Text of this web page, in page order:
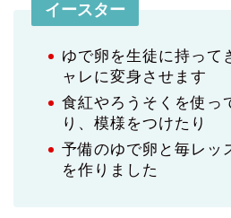
イースター
ゆで卵を生徒に持って
ャレに変身させます
食紅やろうそくを使っ
り、模様をつけたり
予備のゆで卵と毎レッ
を作りました